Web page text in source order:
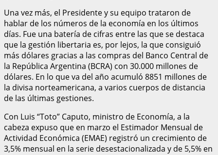
Una vez más, el Presidente y su equipo trataron de
hablar de los números de la economía en los últimos
días. Fue una batería de cifras entre las que se destaca
que la gestión libertaria es, por lejos, la que consiguió
más dólares gracias a las compras del Banco Central de
la República Argentina (BCRA) con 30.000 millones de
dólares. En lo que va del año acumuló 8851 millones de
la divisa norteamericana, a varios cuerpos de distancia
de las últimas gestiones.
Con Luis “Toto” Caputo, ministro de Economía, a la
cabeza expuso que en marzo el Estimador Mensual de
Actividad Económica (EMAE) registró un crecimiento de
3,5% mensual en la serie desestacionalizada y de 5,5% en